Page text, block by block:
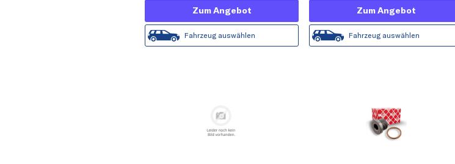
Zum Angebot
Fahrzeug auswählen
Zum Angebot
Fahrzeug auswählen